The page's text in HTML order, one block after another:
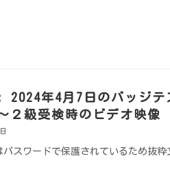
2024年4月7日のバッジテ
２級受検時のビデオ映像
パスワードで保護されているため抜粋